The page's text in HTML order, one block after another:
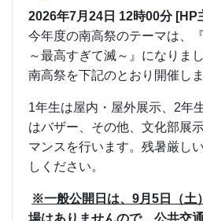
2026年7月24日 12時00分 [HP
今年度の南高祭のテーマは、
～最高すぎて滅～』になりまし
南高祭を下記のとおり開催しま
1年生は屋内・屋外展示、 2年
はバザー、その他、文化部展
マンスを行います。残暑厳し
しください。
※一般公開日は、 9月 5 日（土
場はありませんので、公共交